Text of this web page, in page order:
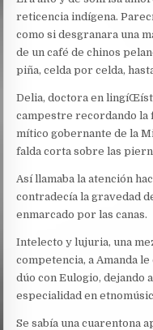
reticencia indígena.
como si desgranara una
de un café de chinos
piña, celda por celda,
Delia, doctora en
campestre recordando la
mítico gobernante de la
falda corta sobre las
Así llamaba la atención
contradecía la gravedad
enmarcado por las canas.
Intelecto y lujuria, una
competencia, a Amanda
dúo con Eulogio, dejando
especialidad en
Se sabía una cuarentona